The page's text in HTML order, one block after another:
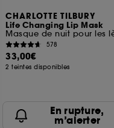
CHARLOTTE TILBURY
Life Changing Lip Mask
578
33,00€
2 teintes disponibles
En rupture,
m’alerter